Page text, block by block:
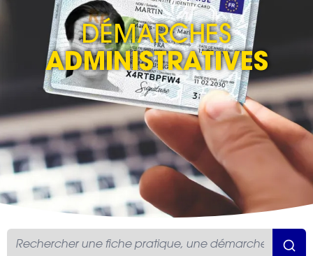
DÉMARCHES
ADMINISTRATIVES